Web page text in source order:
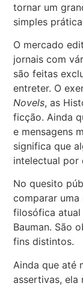
tornar um
simples
O mercado
jornais com
são feitas
entreter. O
Novels, as
ficção. Ainda
e mensagens
significa que
intelectual por
No quesito
comparar
filosófica
Bauman. São
fins distintos.
Ainda que até
assertivas, ela